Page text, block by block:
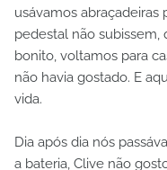
usávamos abraçadeiras
pedestal não subissem,
bonito, voltamos para
não havia gostado. E
vida.
Dia após dia nós
a bateria, Clive não